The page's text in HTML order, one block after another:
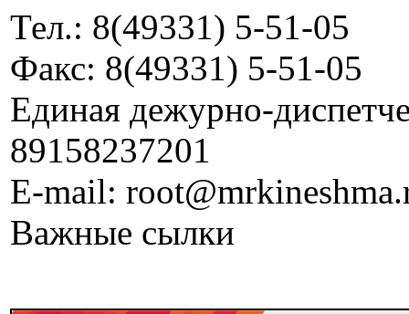
Тел.: 8(49331) 5-51-05
Факс: 8(49331) 5-51-05
Единая дежурно-
89158237201
E-mail:
Важные сылки